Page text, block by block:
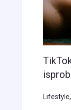
Lifestyle,